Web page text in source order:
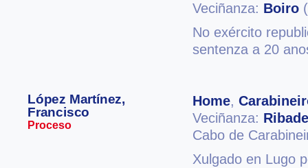
Veciñanza: Boiro
No exército
sentenza a 20
López Martínez,
Francisco
Proceso
Home,
Veciñanza:
Cabo de
Xulgado en Lugo